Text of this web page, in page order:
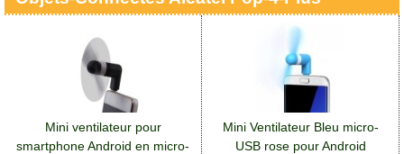
Mini ventilateur pour
smartphone Android en micro-
Mini Ventilateur Bleu micro-
USB rose pour Android